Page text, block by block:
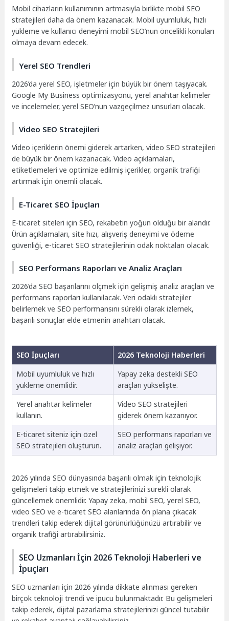
Mobil cihazların kullanımının artmasıyla birlikte mobil SEO
stratejileri daha da önem kazanacak. Mobil uyumluluk, hızlı
yükleme ve kullanıcı deneyimi mobil SEO’nun öncelikli konuları
olmaya devam edecek.
Yerel SEO Trendleri
2026’da yerel SEO, işletmeler için büyük bir önem taşıyacak.
Google My Business optimizasyonu, yerel anahtar kelimeler
ve incelemeler, yerel SEO’nun vazgeçilmez unsurları olacak.
Video SEO Stratejileri
Video içeriklerin önemi giderek artarken, video SEO stratejileri
de büyük bir önem kazanacak. Video açıklamaları,
etiketlemeleri ve optimize edilmiş içerikler, organik trafiği
artırmak için önemli olacak.
E-Ticaret SEO İpuçları
E-ticaret siteleri için SEO, rekabetin yoğun olduğu bir alandır.
Ürün açıklamaları, site hızı, alışveriş deneyimi ve ödeme
güvenliği, e-ticaret SEO stratejilerinin odak noktaları olacak.
SEO Performans Raporları ve Analiz Araçları
2026’da SEO başarılarını ölçmek için gelişmiş analiz araçları ve
performans raporları kullanılacak. Veri odaklı stratejiler
belirlemek ve SEO performansını sürekli olarak izlemek,
başarılı sonuçlar elde etmenin anahtarı olacak.
SEO İpuçları
2026 Teknoloji Haberleri
Mobil uyumluluk ve hızlı
yükleme önemlidir.
Yapay zeka destekli SEO
araçları yükselişte.
Yerel anahtar kelimeler
kullanın.
Video SEO stratejileri
giderek önem kazanıyor.
E-ticaret siteniz için özel
SEO stratejileri oluşturun.
SEO performans raporları ve
analiz araçları gelişiyor.
2026 yılında SEO dünyasında başarılı olmak için teknolojik
gelişmeleri takip etmek ve stratejilerinizi sürekli olarak
güncellemek önemlidir. Yapay zeka, mobil SEO, yerel SEO,
video SEO ve e-ticaret SEO alanlarında ön plana çıkacak
trendleri takip ederek dijital görünürlüğünüzü artırabilir ve
organik trafiği artırabilirsiniz.
SEO Uzmanları İçin 2026 Teknoloji Haberleri ve
İpuçları
SEO uzmanları için 2026 yılında dikkate alınması gereken
birçok teknoloji trendi ve ipucu bulunmaktadır. Bu gelişmeleri
takip ederek, dijital pazarlama stratejilerinizi güncel tutabilir